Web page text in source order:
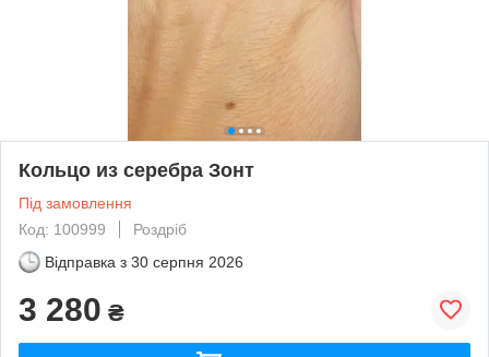
Кольцо из серебра Зонт
Під замовлення
Код: 100999
Роздріб
Відправка з 30 серпня 2026
3 280 ₴